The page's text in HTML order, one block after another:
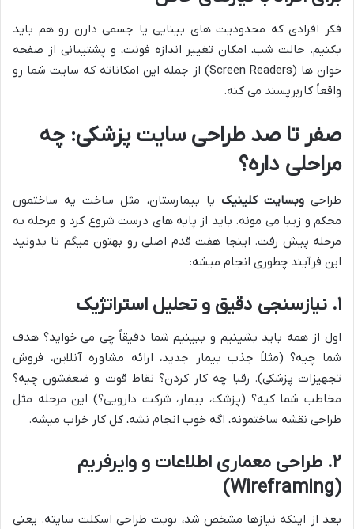
فکر افرادی که محدودیت های بینایی یا جسمی دارن رو هم باید
بکنیم. حالت شب، امکان تغییر اندازه فونت، و پشتیبانی از صفحه
خوان ها (Screen Readers) از جمله این امکاناته که سایت شما رو
واقعاً کاربرپسند می کنه.
صفر تا صد طراحی سایت پزشکی: چه
مراحلی داره؟
طراحیوبسایت کلینیک یا بیمارستان، مثل ساخت یه ساختمون
محکم و زیبا می مونه. باید از پایه های درست شروع کرد و مرحله به
مرحله پیش رفت. اینجا هفت قدم اصلی رو بهتون میگم تا بدونید
این فرآیند چطوری انجام میشه:
۱. نیازسنجی دقیق و تحلیل استراتژیک
اول از همه باید بشینیم و ببینیم شما دقیقاً چی می خواید؟ هدف
شما چیه؟ (مثلاً جذب بیمار جدید، ارائه مشاوره آنلاین، فروش
تجهیزات پزشکی). رقبا چه کار کردن؟ نقاط قوت و ضعفشون چیه؟
مخاطب شما کیه؟ (پزشک، بیمار، شرکت دارویی؟) این مرحله مثل
طراحی نقشه ساختمونه، اگه خوب انجام نشه، کل کار خراب میشه.
۲. طراحی معماری اطلاعات و وایرفریم
(Wireframing)
بعد از اینکه نیازها مشخص شد، نوبت طراحی اسکلت سایته. یعنی